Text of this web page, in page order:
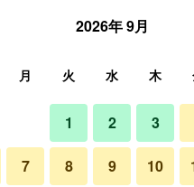
2026年 9月
月 火 水 木
1 2 3
7 8 9 10